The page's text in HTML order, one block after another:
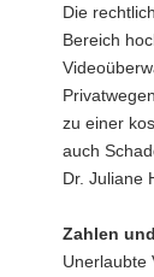
Die
Bereich
zu einer
auch
Dr. Juliane
Zahlen
Unerlaubte